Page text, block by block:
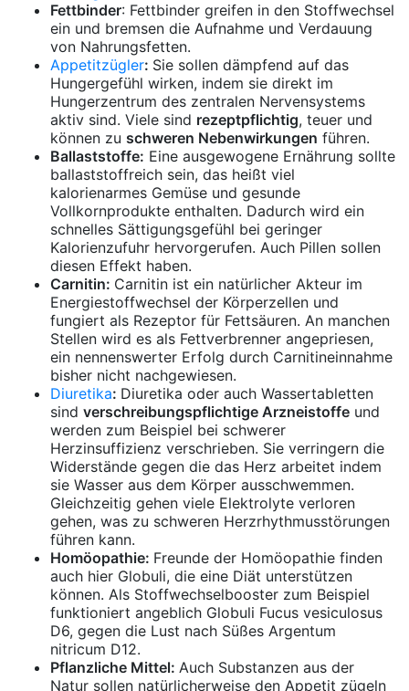
Fettbinder: Fettbinder greifen in den Stoffwechsel
ein und bremsen die Aufnahme und Verdauung
von Nahrungsfetten.
Appetitzügler: Sie sollen dämpfend auf das
Hungergefühl wirken, indem sie direkt im
Hungerzentrum des zentralen Nervensystems
aktiv sind. Viele sind rezeptpflichtig, teuer und
können zu schweren Nebenwirkungen führen.
Ballaststoffe: Eine ausgewogene Ernährung sollte
ballaststoffreich sein, das heißt viel
kalorienarmes Gemüse und gesunde
Vollkornprodukte enthalten. Dadurch wird ein
schnelles Sättigungsgefühl bei geringer
Kalorienzufuhr hervorgerufen. Auch Pillen sollen
diesen Effekt haben.
Carnitin: Carnitin ist ein natürlicher Akteur im
Energiestoffwechsel der Körperzellen und
fungiert als Rezeptor für Fettsäuren. An manchen
Stellen wird es als Fettverbrenner angepriesen,
ein nennenswerter Erfolg durch Carnitineinnahme
bisher nicht nachgewiesen.
Diuretika: Diuretika oder auch Wassertabletten
sind verschreibungspflichtige Arzneistoffe und
werden zum Beispiel bei schwerer
Herzinsuffizienz verschrieben. Sie verringern die
Widerstände gegen die das Herz arbeitet indem
sie Wasser aus dem Körper ausschwemmen.
Gleichzeitig gehen viele Elektrolyte verloren
gehen, was zu schweren Herzrhythmusstörungen
führen kann.
Homöopathie: Freunde der Homöopathie finden
auch hier Globuli, die eine Diät unterstützen
können. Als Stoffwechselbooster zum Beispiel
funktioniert angeblich Globuli Fucus vesiculosus
D6, gegen die Lust nach Süßes Argentum
nitricum D12.
Pflanzliche Mittel: Auch Substanzen aus der
Natur sollen natürlicherweise den Appetit zügeln